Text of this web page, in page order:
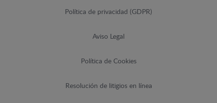
Política de privacidad (GDPR)
Aviso Legal
Política de Cookies
Resolución de litigios en línea